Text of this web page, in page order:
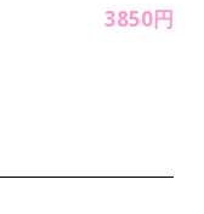
3850円